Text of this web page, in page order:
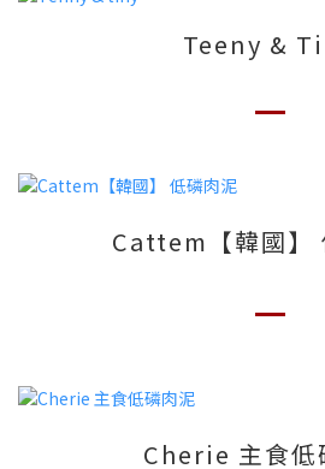
Teeny &
Cattem【韓國】
Cherie 主食低